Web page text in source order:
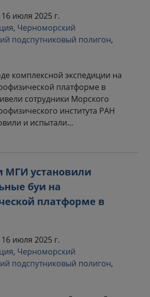
июля 2025 г.
, Черноморский
подспутниковый полигон,
комплексной экспедиции на
платформе в
сотрудники Морского
института РАН
и испытали…
МГИ установили
буи на
платформе в
июля 2025 г.
, Черноморский
подспутниковый полигон,